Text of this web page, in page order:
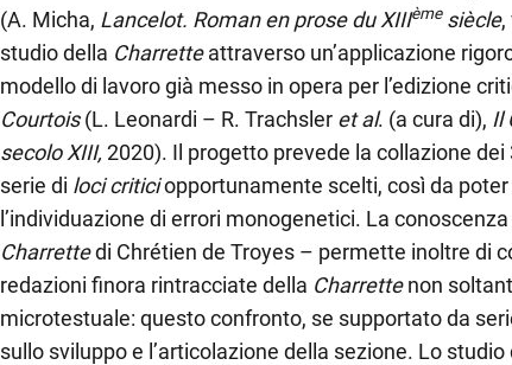
(A. Micha, Lancelot. Roman en prose du XIIIèmesiècle,
studio della Charretteattraverso un’applicazione
modello di lavoro già messo in opera per l’edizione
Courtois(L. Leonardi – R. Trachsler et al. (a cura di), Il
secolo XIII, 2020). Il progetto prevede la collazione
serie di loci criticiopportunamente scelti, così da
l’individuazione di errori monogenetici. La
Charrettedi Chrétien de Troyes – permette inoltre di
redazioni finora rintracciate della Charrettenon
microtestuale: questo confronto, se supportato da
sullo sviluppo e l’articolazione della sezione. Lo